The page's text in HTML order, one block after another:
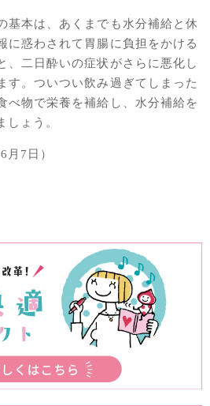
基本は、あくまでも水分補給と休
に惑わされて胃腸に負担をかける
、二日酔いの症状がさらに悪化し
す。ついつい飲み過ぎてしまった
べ物で栄養を補給し、水分補給を
しょう。
7日）